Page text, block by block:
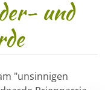
und
"unsinnigen